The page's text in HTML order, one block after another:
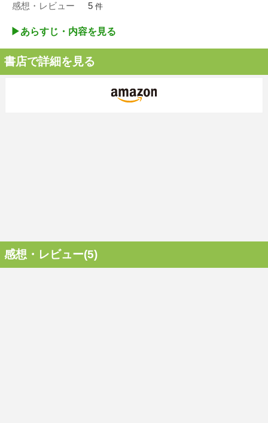
感想・レビュー 5 件
▶︎あらすじ・内容を見る
書店で詳細を見る
感想・レビュー(5)